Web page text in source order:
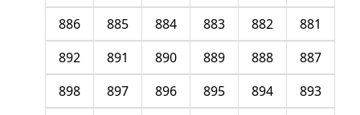
881
882
883
884
885
886
887
888
889
890
891
892
893
894
895
896
897
898